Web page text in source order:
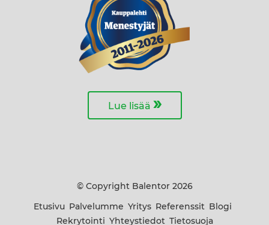
Lue lisää »
© Copyright Balentor 2026
Etusivu Palvelumme Yritys Referenssit
Blogi
Rekrytointi Yhteystiedot Tietosuoja